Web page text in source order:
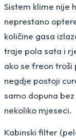
Sistem klime nije
neprestano
količine gasa
traje pola sata i
ako se freon
negdje postoji
samo dopuna
nekoliko mjeseci.
Kabinski filter